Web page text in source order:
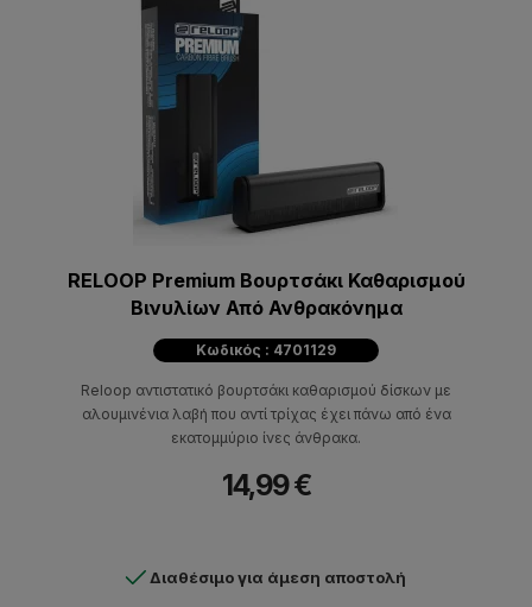
RELOOP Premium Βουρτσάκι Καθαρισμού
Βινυλίων Από Ανθρακόνημα
Κωδικός : 4701129
Reloop αντιστατικό βουρτσάκι καθαρισμού δίσκων με
αλουμινένια λαβή που αντί τρίχας έχει πάνω από ένα
εκατομμύριο ίνες άνθρακα.
14,99 €
Διαθέσιμο για άμεση αποστολή